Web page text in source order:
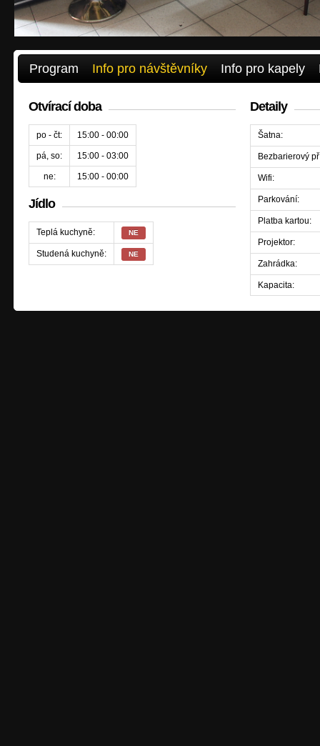
Program Info pro návštěvníky Info pro kapely
Otvírací doba
po - čt: 15:00 - 00:00
pá, so: 15:00 - 03:00
ne: 15:00 - 00:00
Jídlo
Teplá kuchyně: NE
Studená kuchyně: NE
Detaily
Šatna:
Bezbarierový
Wifi:
Parkování:
Platba kartou:
Projektor:
Zahrádka:
Kapacita: